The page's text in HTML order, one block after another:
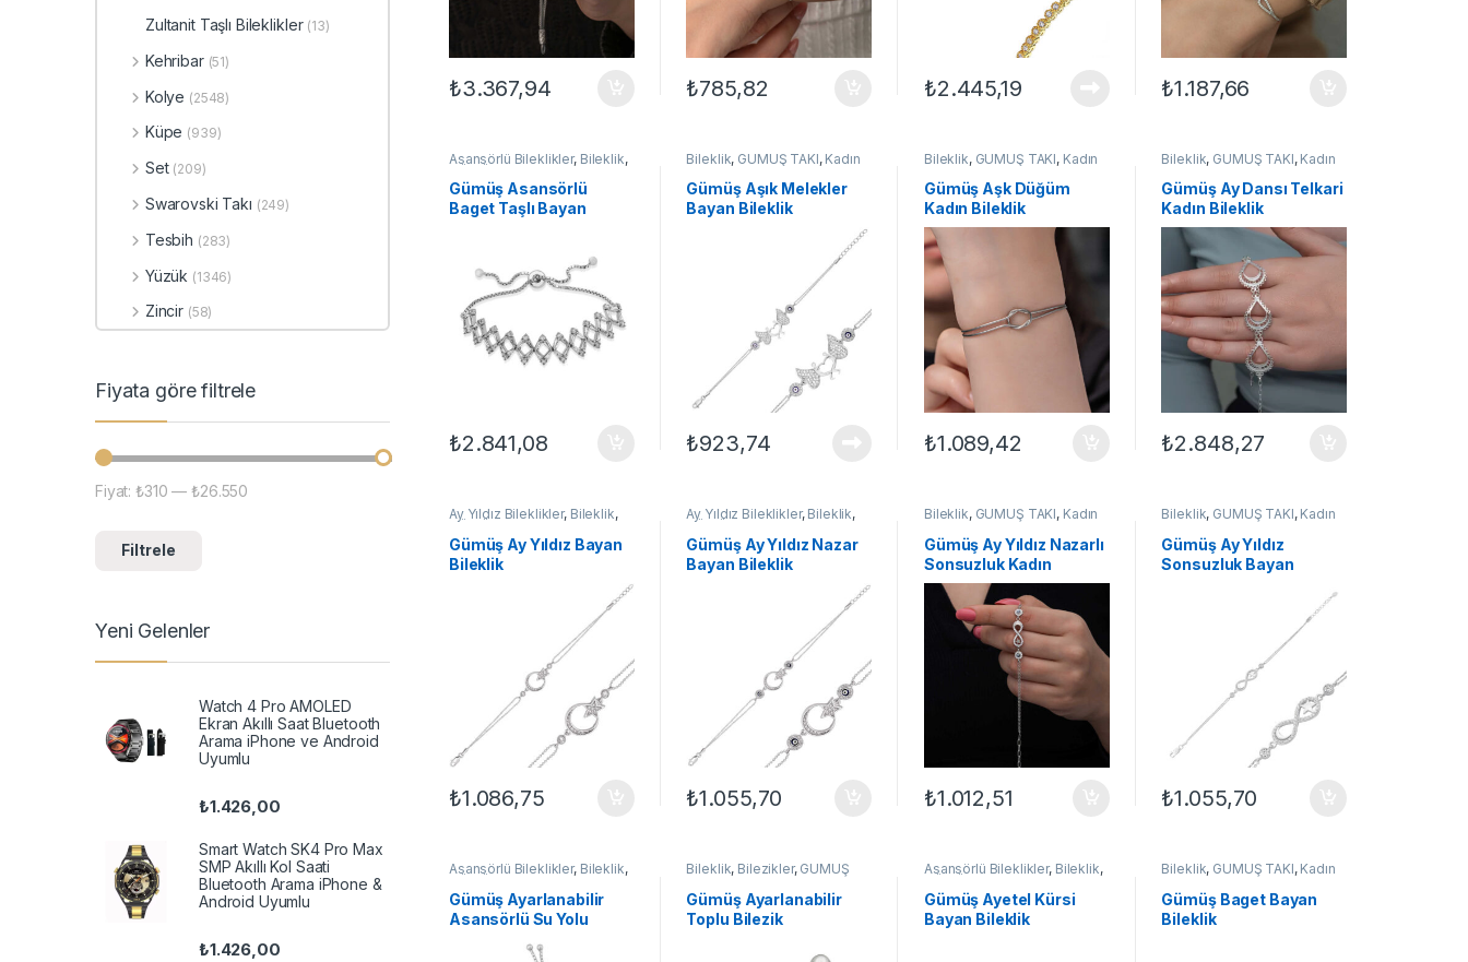
₺3.367,94 ₺785,82 ₺2.445,19 ₺1.187,66
Asansörlü Bileklikler, Bileklik,
Bileklikleri
Gümüş Asansörlü
Baget Taşlı Bayan
₺2.841,08
Bileklik, GÜMÜŞ TAKI, Kadın
Bileklikler ,Taşlı Bileklikler
Gümüş Aşık Melekler
Bayan Bileklik
₺923,74
Bileklik, GÜMÜŞ TAKI, Kadın
Gümüş Aşk Düğüm
Kadın Bileklik
₺1.089,42
Bileklik, GÜMÜŞ TAKI, Kadın
Gümüş Ay Dansı Telkari
Kadın Bileklik
₺2.848,27
Ay Yıldız Bileklikler, Bileklik,
GÜMÜŞ TAKI
Bileklikleri,Taşlı Bileklikler
Gümüş Ay Yıldız Bayan
Bileklik
₺1.086,75
Ay Yıldız Bileklikler, Bileklik,
GÜMÜŞ TAKI
Bileklikleri,Taşlı Bileklikler
Gümüş Ay Yıldız Nazar
Bayan Bileklik
₺1.055,70
Bileklik, GÜMÜŞ TAKI, Kadın
Sonsuzluk
Bileklikler
Gümüş Ay Yıldız Nazarlı
Sonsuzluk Kadın
Bileklik
₺1.012,51
Bileklik, GÜMÜŞ TAKI, Kadın
Sonsuzluk
Bileklikler
Gümüş Ay Yıldız
Sonsuzluk Bayan
₺1.055,70
Asansörlü Bileklikler, Bileklik,
Bileklikleri
Gümüş Ayarlanabilir
Asansörlü Su Yolu
Bileklik, Bilezikler, GÜMÜŞ
​Gümüş Ayarlanabilir
Toplu Bilezik
Asansörlü Bileklikler, Bileklik,
Bileklikleri
Gümüş Ayetel Kürsi
Bayan Bileklik
Bileklik, GÜMÜŞ TAKI, Kadın
Taşlı Bileklikler
Zirkon Taşlı Bileklikler
​Gümüş Baget Bayan
Bileklik
Zultanit Taşlı Bileklikler (13)
Kehribar (51)
Kolye (2548)
Küpe (939)
Set (209)
Swarovski Takı (249)
Tesbih (283)
Yüzük (1346)
Zincir (58)
Fiyata göre filtrele
En düşük fiyat
En yüksek fiyat
Filtrele
Fiyat:₺310 —₺26.550
Yeni Gelenler
Watch 4 Pro AMOLED
Ekran Akıllı Saat Bluetooth
Arama iPhone ve Android
Uyumlu
₺1.426,00
Smart Watch SK4 Pro Max
SMP Akıllı Kol Saati
Bluetooth Arama iPhone &
Android Uyumlu
₺1.426,00